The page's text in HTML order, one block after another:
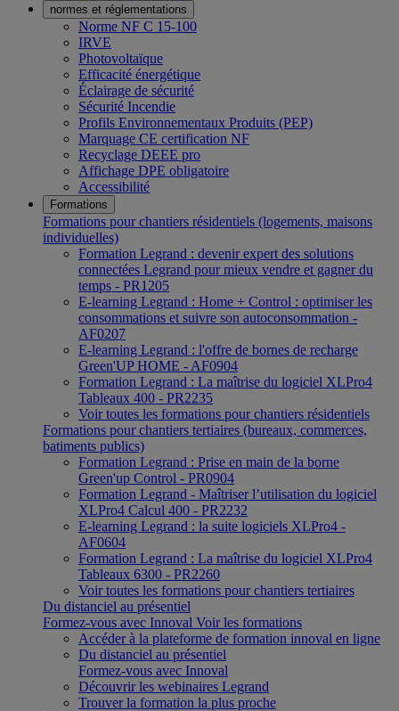
normes et réglementations
Norme NF C 15-100
IRVE
Photovoltaïque
Efficacité énergétique
Éclairage de sécurité
Sécurité Incendie
Profils Environnementaux Produits (PEP)
Marquage CE certification NF
Recyclage DEEE pro
Affichage DPE obligatoire
Accessibilité
Formations
Formations pour chantiers résidentiels (logements, maisons
individuelles)
Formation Legrand : devenir expert des solutions
connectées Legrand pour mieux vendre et gagner du
temps - PR1205
E-learning Legrand : Home + Control : optimiser les
consommations et suivre son autoconsommation -
AF0207
E-learning Legrand : l'offre de bornes de recharge
Green'UP HOME - AF0904
Formation Legrand : La maîtrise du logiciel XLPro4
Tableaux 400 - PR2235
Voir toutes les formations pour chantiers résidentiels
Formations pour chantiers tertiaires (bureaux, commerces,
batiments publics)
Formation Legrand : Prise en main de la borne
Green'up Control - PR0904
Formation Legrand - Maîtriser l’utilisation du logiciel
XLPro4 Calcul 400 - PR2232
E-learning Legrand : la suite logiciels XLPro4 -
AF0604
Formation Legrand : La maîtrise du logiciel XLPro4
Tableaux 6300 - PR2260
Voir toutes les formations pour chantiers tertiaires
Du distanciel au présentiel
Formez-vous avec Innoval Voir les formations
Accéder à la plateforme de formation innoval en ligne
Du distanciel au présentiel
Formez-vous avec Innoval
Découvrir les webinaires Legrand
Trouver la formation la plus proche